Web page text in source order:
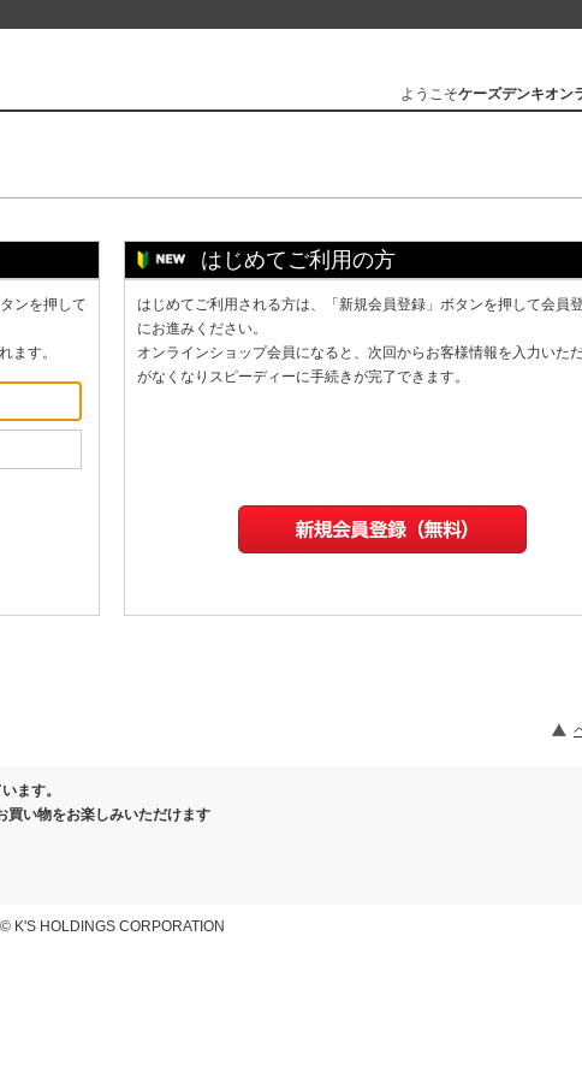
ようこそケーズデンキオン
ンを押して
ます。
はじめてご利用の方
はじめてご利用される方は、「新規会員登録」ボタンを押して会員
にお進みください。
オンラインショップ会員になると、次回からお客様情報を入力いた
がなくなりスピーディーに手続きが完了できます。
ます。
買い物をお楽しみいただけます
© K'S HOLDINGS CORPORATION